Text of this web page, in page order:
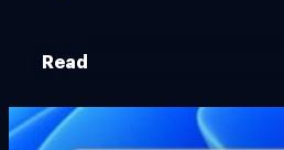
Read